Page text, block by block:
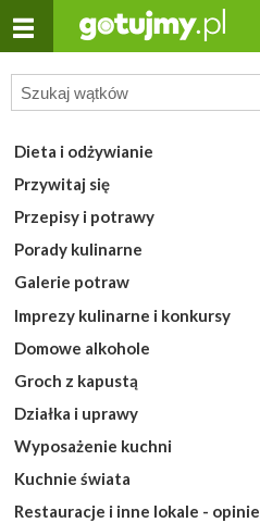
Dieta i odżywianie
Przywitaj się
Przepisy i potrawy
Porady kulinarne
Galerie potraw
Imprezy kulinarne i konkursy
Domowe alkohole
Groch z kapustą
Działka i uprawy
Wyposażenie kuchni
Kuchnie świata
Restauracje i inne lokale - opinie